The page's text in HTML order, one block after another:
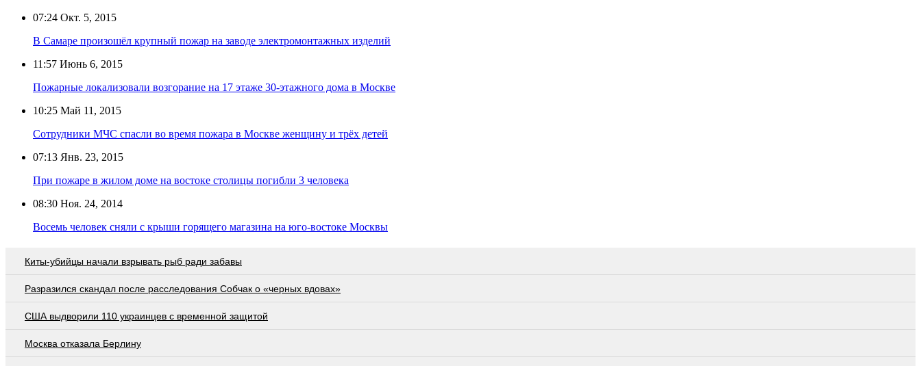
07:24 Окт. 5, 2015
В Самаре произошёл крупный пожар на заводе электромонтажных изделий
11:57 Июнь 6, 2015
Пожарные локализовали возгорание на 17 этаже 30-этажного дома в Москве
10:25 Май 11, 2015
Сотрудники МЧС спасли во время пожара в Москве женщину и трёх детей
07:13 Янв. 23, 2015
При пожаре в жилом доме на востоке столицы погибли 3 человека
08:30 Ноя. 24, 2014
Восемь человек сняли с крыши горящего магазина на юго-востоке Москвы
Киты-убийцы начали взрывать рыб ради забавы
Разразился скандал после расследования Собчак о «черных вдовах»
США выдворили 110 украинцев с временной защитой
Москва отказала Берлину